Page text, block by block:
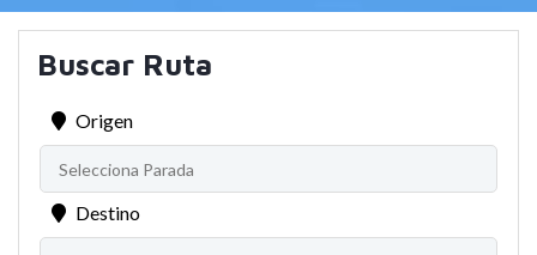
Buscar Ruta
Origen
Destino